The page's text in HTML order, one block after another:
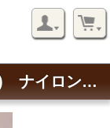
グンゼ ADミシン糸(アンダリア) ナイロン100% Clear Thread